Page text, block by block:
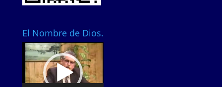
El Nombre de Dios.
Video
Player